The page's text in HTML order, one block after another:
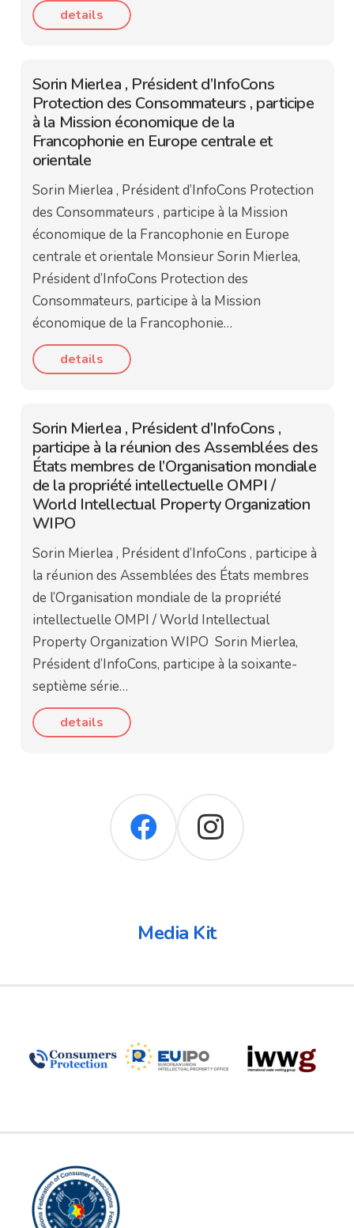
details
Sorin Mierlea , Président d’InfoCons
Protection des Consommateurs , participe
à la Mission économique de la
Francophonie en Europe centrale et
orientale
Sorin Mierlea , Président d’InfoCons Protection
des Consommateurs , participe à la Mission
économique de la Francophonie en Europe
centrale et orientale Monsieur Sorin Mierlea,
Président d’InfoCons Protection des
Consommateurs, participe à la Mission
économique de la Francophonie…
details
Sorin Mierlea , Président d’InfoCons ,
participe à la réunion des Assemblées des
États membres de l’Organisation mondiale
de la propriété intellectuelle OMPI /
World Intellectual Property Organization
WIPO
Sorin Mierlea , Président d’InfoCons , participe à
la réunion des Assemblées des États membres
de l’Organisation mondiale de la propriété
intellectuelle OMPI / World Intellectual
Property Organization WIPO Sorin Mierlea,
Président d’InfoCons, participe à la soixante-
septième série…
details
Media Kit